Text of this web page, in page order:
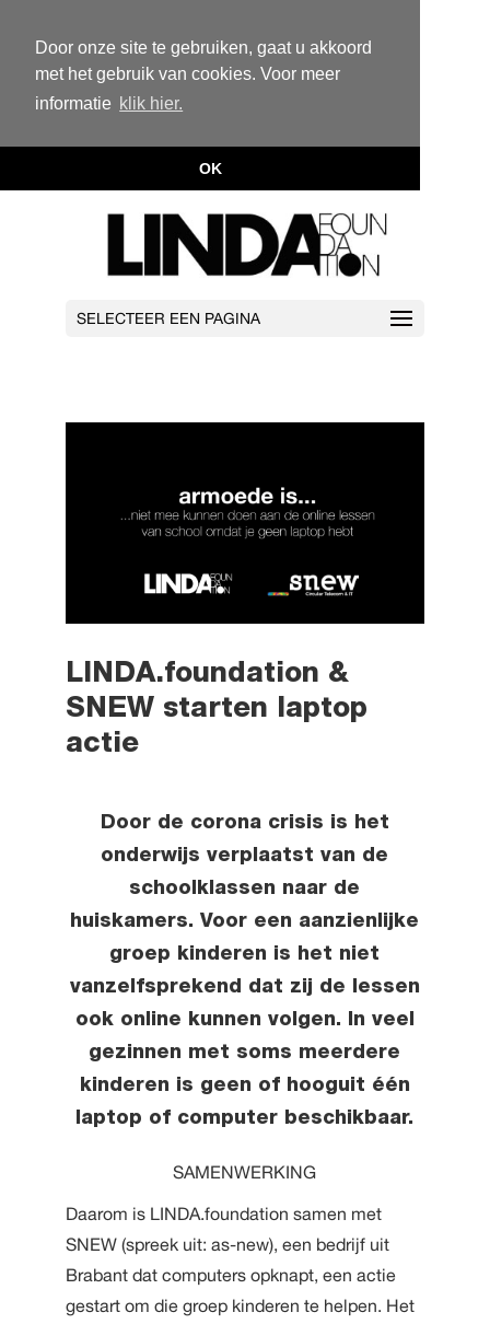
Door onze site te gebruiken, gaat u akkoord
met het gebruik van cookies. Voor meer
informatie klik hier.
OK
SELECTEER EEN PAGINA
LINDA.foundation &
SNEW starten laptop
actie
Door de corona crisis is het
onderwijs verplaatst van de
schoolklassen naar de
huiskamers. Voor een aanzienlijke
groep kinderen is het niet
vanzelfsprekend dat zij de lessen
ook online kunnen volgen. In veel
gezinnen met soms meerdere
kinderen is geen of hooguit één
laptop of computer beschikbaar.
SAMENWERKING
Daarom is LINDA.foundation samen met
SNEW (spreek uit: as-new), een bedrijf uit
Brabant dat computers opknapt, een actie
gestart om die groep kinderen te helpen. Het